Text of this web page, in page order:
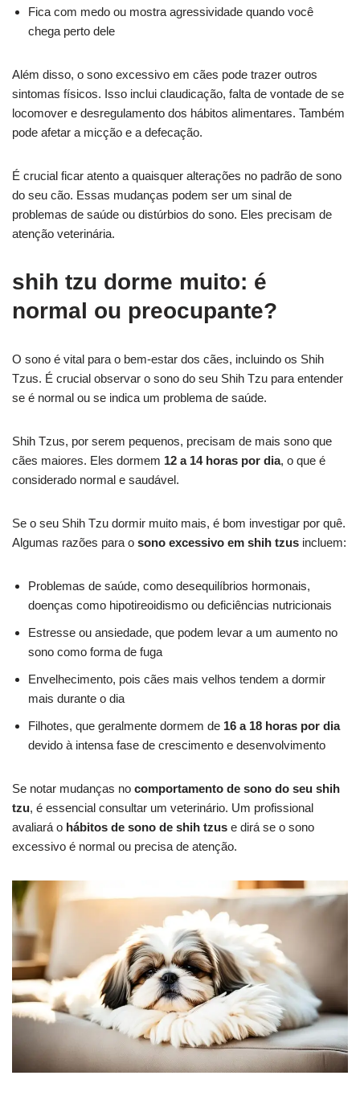
Fica com medo ou mostra agressividade quando você
chega perto dele
Além disso, o sono excessivo em cães pode trazer outros
sintomas físicos. Isso inclui claudicação, falta de vontade de se
locomover e desregulamento dos hábitos alimentares. Também
pode afetar a micção e a defecação.
É crucial ficar atento a quaisquer alterações no padrão de sono
do seu cão. Essas mudanças podem ser um sinal de
problemas de saúde ou distúrbios do sono. Eles precisam de
atenção veterinária.
shih tzu dorme muito: é
normal ou preocupante?
O sono é vital para o bem-estar dos cães, incluindo os Shih
Tzus. É crucial observar o sono do seu Shih Tzu para entender
se é normal ou se indica um problema de saúde.
Shih Tzus, por serem pequenos, precisam de mais sono que
cães maiores. Eles dormem 12 a 14 horas por dia, o que é
considerado normal e saudável.
Se o seu Shih Tzu dormir muito mais, é bom investigar por quê.
Algumas razões para o sono excessivo em shih tzus incluem:
Problemas de saúde, como desequilíbrios hormonais,
doenças como hipotireoidismo ou deficiências nutricionais
Estresse ou ansiedade, que podem levar a um aumento no
sono como forma de fuga
Envelhecimento, pois cães mais velhos tendem a dormir
mais durante o dia
Filhotes, que geralmente dormem de 16 a 18 horas por dia
devido à intensa fase de crescimento e desenvolvimento
Se notar mudanças no comportamento de sono do seu shih
tzu, é essencial consultar um veterinário. Um profissional
avaliará o hábitos de sono de shih tzus e dirá se o sono
excessivo é normal ou precisa de atenção.